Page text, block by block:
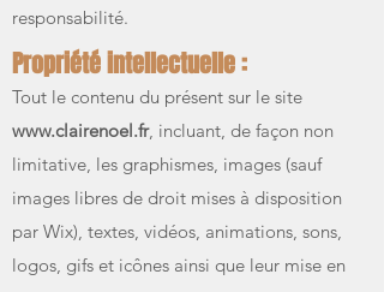
responsabilité.
Propriété intellectuelle :
Tout le contenu du présent sur le site
www.clairenoel.fr, incluant, de façon non
limitative, les graphismes, images (sauf
images libres de droit mises à disposition
par Wix), textes, vidéos, animations, sons,
logos, gifs et icônes ainsi que leur mise en